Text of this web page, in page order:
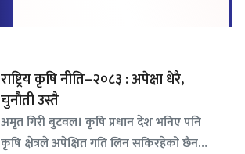
राष्ट्रिय कृषि नीति–२०८३ : अपेक्षा धेरै,
चुनौती उस्तै
अमृत गिरी बुटवल। कृषि प्रधान देश भनिए पनि
कृषि क्षेत्रले अपेक्षित गति लिन सकिरहेको छैन…